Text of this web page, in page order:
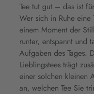
Tee tut gut – das ist
Wer sich in Ruhe eine
einem Moment der
runter, entspannt und
Aufgaben des Tages.
Lieblingstees trägt
einer solchen kleinen
an, welchen Tee Sie